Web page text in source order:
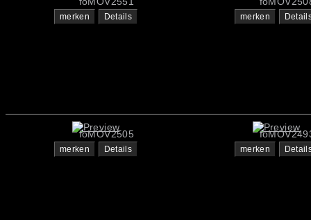
merken Details merken
foMOV2505
merken Details merken